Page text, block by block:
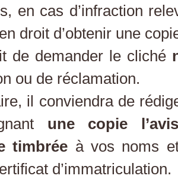
en cas d’infraction
droit d’obtenir une
de demander le cliché
ou de réclamation.
il conviendra de
une copie
timbrée à vos noms
d’immatriculation.